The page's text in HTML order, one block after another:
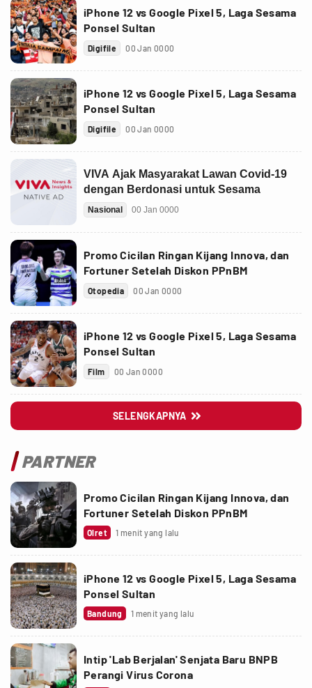
iPhone 12 vs Google Pixel 5, Laga Sesama
Ponsel Sultan
Digifile 00 Jan 0000
iPhone 12 vs Google Pixel 5, Laga Sesama
Ponsel Sultan
Digifile 00 Jan 0000
Promo Cicilan Ringan Kijang Innova, dan
Fortuner Setelah Diskon PPnBM
Otopedia 00 Jan 0000
iPhone 12 vs Google Pixel 5, Laga Sesama
Ponsel Sultan
Film 00 Jan 0000
SELENGKAPNYA 
PARTNER
Promo Cicilan Ringan Kijang Innova, dan
Fortuner Setelah Diskon PPnBM
Olret 1 menit yang lalu
iPhone 12 vs Google Pixel 5, Laga Sesama
Ponsel Sultan
Bandung 1 menit yang lalu
Intip 'Lab Berjalan' Senjata Baru BNPB
Perangi Virus Corona